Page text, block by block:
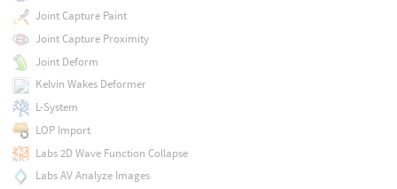
Joint Capture Paint
Joint Capture Proximity
Joint Deform
Kelvin Wakes Deformer
L-System
LOP Import
Labs 2D Wave Function Collapse
Labs AV Analyze Images